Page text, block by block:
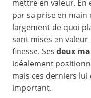
mettre en valeur. En
par sa prise en main
largement de quoi
sont mises en valeur
finesse. Ses deux
idéalement
mais ces derniers
important.